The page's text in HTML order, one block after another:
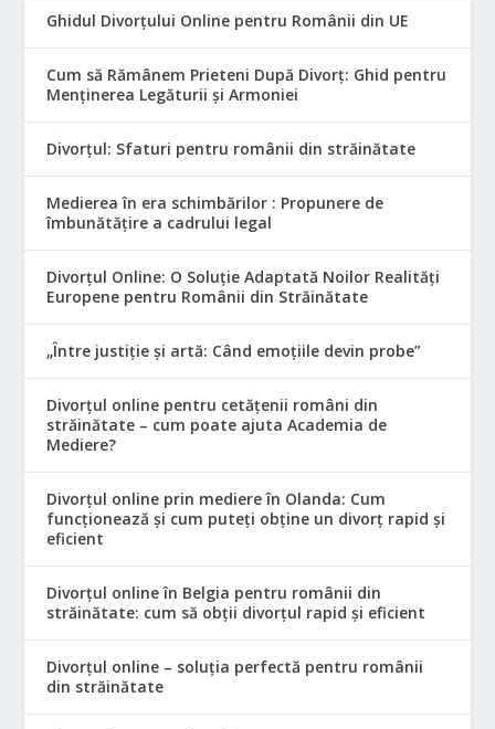
Ghidul Divorțului Online pentru Românii din UE
Cum să Rămânem Prieteni După Divorț: Ghid pentru
Menținerea Legăturii și Armoniei
Divorțul: Sfaturi pentru românii din străinătate
Medierea în era schimbărilor : Propunere de
îmbunătățire a cadrului legal
Divorțul Online: O Soluție Adaptată Noilor Realități
Europene pentru Românii din Străinătate
„Între justiție și artă: Când emoțiile devin probe”
Divorțul online pentru cetățenii români din
străinătate – cum poate ajuta Academia de
Mediere?
Divorțul online prin mediere în Olanda: Cum
funcționează și cum puteți obține un divorț rapid și
eficient
Divorțul online în Belgia pentru românii din
străinătate: cum să obții divorțul rapid și eficient
Divorțul online – soluția perfectă pentru românii
din străinătate